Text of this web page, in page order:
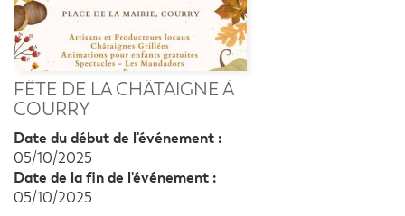
FÊTE DE LA CHÂTAIGNE À
COURRY
Date du début de l'événement :
05/10/2025
Date de la fin de l'événement :
05/10/2025